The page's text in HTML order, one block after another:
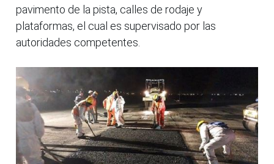
pavimento de la pista, calles de rodaje y
plataformas, el cual es supervisado por las
autoridades competentes.